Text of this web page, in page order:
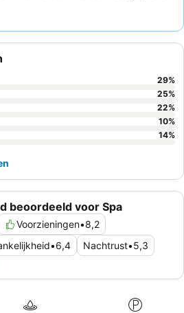
consequent de
ervaring kunt u overwegen
verdieping
beoordeeld voor Spa
Voorzieningen•8,2
•6,4 Nachtrust•5,3
29%
25%
22%
10%
14%